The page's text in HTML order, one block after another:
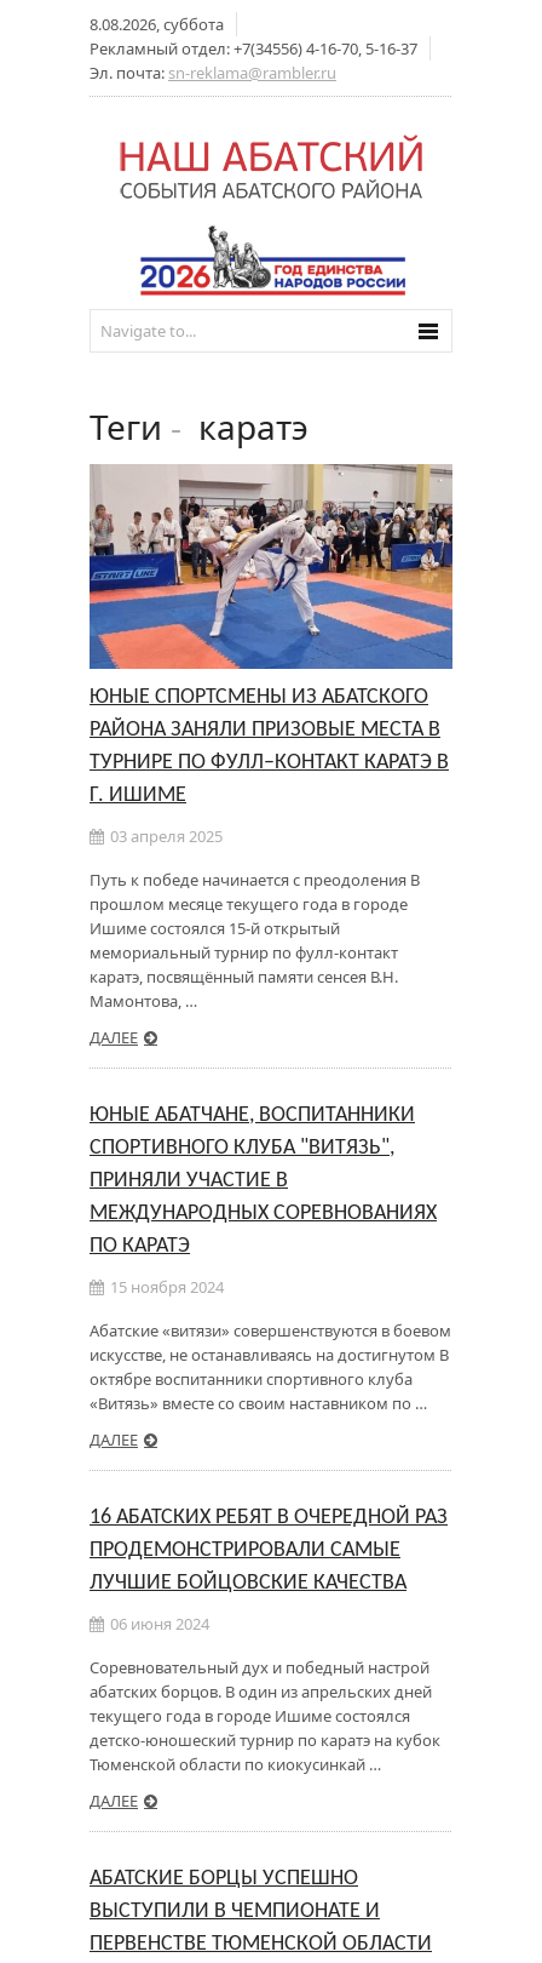
8.08.2026, суббота
Рекламный отдел: +7(34556) 4-16-70, 5-16-37
Эл. почта: sn-reklama@rambler.ru
Теги - каратэ
ЮНЫЕ СПОРТСМЕНЫ ИЗ АБАТСКОГО
РАЙОНА ЗАНЯЛИ ПРИЗОВЫЕ МЕСТА В
ТУРНИРЕ ПО ФУЛЛ–КОНТАКТ КАРАТЭ В
Г. ИШИМЕ
03 апреля 2025
Путь к победе начинается с преодоления В
прошлом месяце текущего года в городе
Ишиме состоялся 15-й открытый
мемориальный турнир по фулл-контакт
каратэ, посвящённый памяти сенсея В.Н.
Мамонтова, …
ДАЛЕЕ
ЮНЫЕ АБАТЧАНЕ, ВОСПИТАННИКИ
СПОРТИВНОГО КЛУБА "ВИТЯЗЬ",
ПРИНЯЛИ УЧАСТИЕ В
МЕЖДУНАРОДНЫХ СОРЕВНОВАНИЯХ
ПО КАРАТЭ
15 ноября 2024
Абатские «витязи» совершенствуются в боевом
искусстве, не останавливаясь на достигнутом В
октябре воспитанники спортивного клуба
«Витязь» вместе со своим наставником по …
ДАЛЕЕ
16 АБАТСКИХ РЕБЯТ В ОЧЕРЕДНОЙ РАЗ
ПРОДЕМОНСТРИРОВАЛИ САМЫЕ
ЛУЧШИЕ БОЙЦОВСКИЕ КАЧЕСТВА
06 июня 2024
Соревновательный дух и победный настрой
абатских борцов. В один из апрельских дней
текущего года в городе Ишиме состоялся
детско-юношеский турнир по каратэ на кубок
Тюменской области по киокусинкай …
ДАЛЕЕ
АБАТСКИЕ БОРЦЫ УСПЕШНО
ВЫСТУПИЛИ В ЧЕМПИОНАТЕ И
ПЕРВЕНСТВЕ ТЮМЕНСКОЙ ОБЛАСТИ